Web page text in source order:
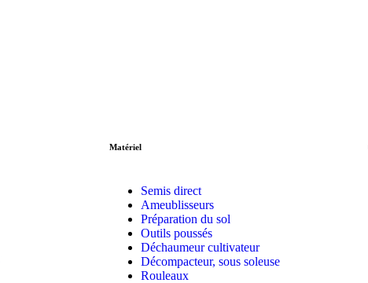
Matériel
Semis direct
Ameublisseurs
Préparation du sol
Outils poussés
Déchaumeur cultivateur
Décompacteur, sous soleuse
Rouleaux